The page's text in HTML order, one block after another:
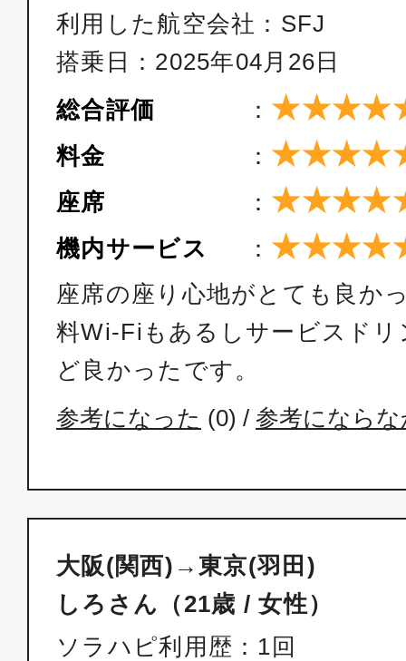
利用した航空会社：SFJ
搭乗日：2025年04月26日
総合評価
：
料金 ：
座席 ：
機内サービス ：
座席の座り心地がとても良か
料Wi-Fiもあるしサービスド
ど良かったです。
参考になった (0) / 参考になら
大阪(関西)→東京(羽田)
しろさん（21歳 / 女性）
ソラハピ利用歴：1回